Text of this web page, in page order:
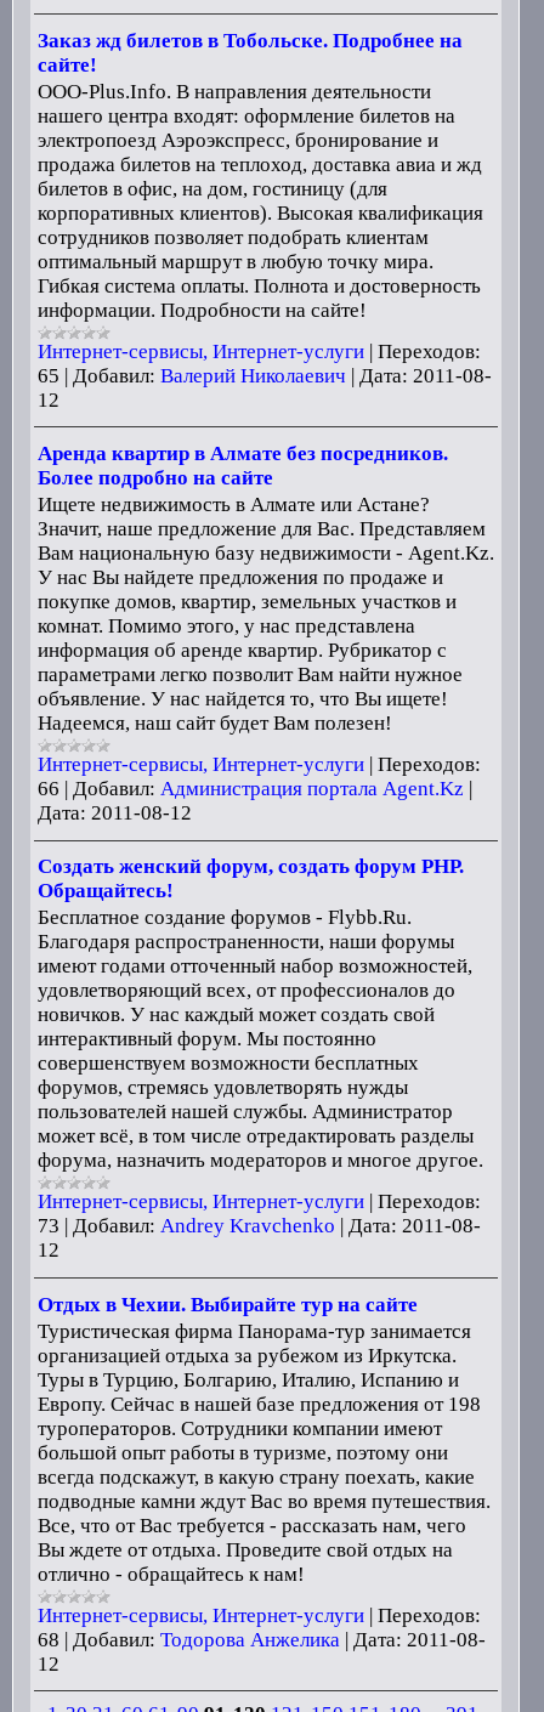
Заказ жд билетов в Тобольске. Подробнее на
сайте!
OOO-Plus.Info. В направления деятельности
нашего центра входят: оформление билетов на
электропоезд Аэроэкспресс, бронирование и
продажа билетов на теплоход, доставка авиа и жд
билетов в офис, на дом, гостиницу (для
корпоративных клиентов). Высокая квалификация
сотрудников позволяет подобрать клиентам
оптимальный маршрут в любую точку мира.
Гибкая система оплаты. Полнота и достоверность
информации. Подробности на сайте!
Интернет-сервисы, Интернет-услуги| Переходов:
65 | Добавил: Валерий Николаевич | Дата: 2011-08-
12
Аренда квартир в Алмате без посредников.
Более подробно на сайте
Ищете недвижимость в Алмате или Астане?
Значит, наше предложение для Вас. Представляем
Вам национальную базу недвижимости - Agent.Kz.
У нас Вы найдете предложения по продаже и
покупке домов, квартир, земельных участков и
комнат. Помимо этого, у нас представлена
информация об аренде квартир. Рубрикатор с
параметрами легко позволит Вам найти нужное
объявление. У нас найдется то, что Вы ищете!
Надеемся, наш сайт будет Вам полезен!
Интернет-сервисы, Интернет-услуги| Переходов:
66 | Добавил: Администрация портала Agent.Kz |
Дата: 2011-08-12
Создать женский форум, создать форум PHP.
Обращайтесь!
Бесплатное создание форумов - Flybb.Ru.
Благодаря распространенности, наши форумы
имеют годами отточенный набор возможностей,
удовлетворяющий всех, от профессионалов до
новичков. У нас каждый может создать свой
интерактивный форум. Мы постоянно
совершенствуем возможности бесплатных
форумов, стремясь удовлетворять нужды
пользователей нашей службы. Администратор
может всё, в том числе отредактировать разделы
форума, назначить модераторов и многое другое.
Интернет-сервисы, Интернет-услуги| Переходов:
73
Добавил: Andrey Kravchenko Дата: 2011-08-
12
Отдых в Чехии. Выбирайте тур на сайте
Туристическая фирма Панорама-тур занимается
организацией отдыха за рубежом из Иркутска.
Туры в Турцию, Болгарию, Италию, Испанию и
Европу. Сейчас в нашей базе предложения от 198
туроператоров. Сотрудники компании имеют
большой опыт работы в туризме, поэтому они
всегда подскажут, в какую страну поехать, какие
подводные камни ждут Вас во время путешествия.
Все, что от Вас требуется - рассказать нам, чего
Вы ждете от отдыха. Проведите свой отдых на
отлично - обращайтесь к нам!
Интернет-сервисы, Интернет-услуги| Переходов:
68 | Добавил: Тодорова Анжелика | Дата: 2011-08-
12